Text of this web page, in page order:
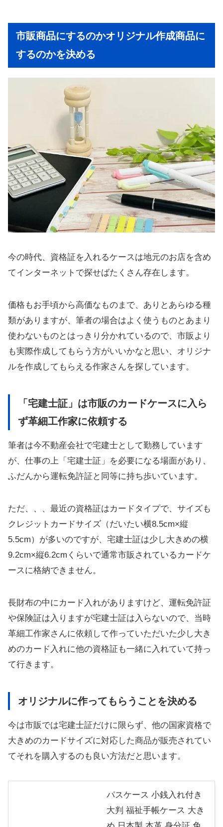
市販商品にするのかオリジナル作成商品に
するのかを決める
今の時代、資格証を入れるケースは地元のお店を含め
てインターネットで探せばたくさん存在します。
価格もお手頃から高価なものまで、ありとあらゆる種
類がありますが、筆者の場合はよく使うものとあまり
使わないものとはっきり分かれているので、市販より
も実際作成してもらう方がいいかなと思い、オリジナ
ルを作成してもらえる作家さんを探しています。
「宅建士証」は市販のカードケースに入ら
ず革細工作家に依頼する
筆者は今不動産会社で宅建士として勤務しています
が、仕事の上「宅建士証」を必要になる場面があり、
ふだんから運転免許証と同等に持ち歩いています。
ただ、、、最近の資格証はカードタイプで、サイズも
クレジットカードサイズ（だいたい横8.5cm×縦
5.5cm）が多いのですが、宅建士証は少し大きめの横
9.2cm×縦6.2cmくらいで通常市販されているカードケ
ースに格納できません。
長財布の中にカード入れがありますけど、運転免許証
や保険証は入りますが宅建士証は入らないので、当時
革細工作家さんに依頼して作っていただいた少し大き
めのカード入れに他の資格証も一緒に入れていて持っ
て行きます。
オリジナルに作ってもらうことを決める
今は市販では宅建士証だけに限らず、他の国家資格で
大きめのカードサイズに対応した商品が販売されてい
てそれを購入するのも良い方法だと思います。
パスケース 小銭入れ付き
大判 福祉手帳ケース 大き